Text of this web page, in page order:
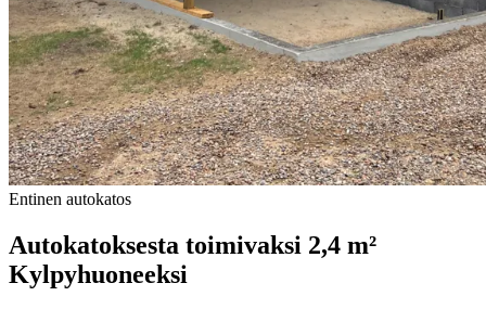
Entinen autokatos
Autokatoksesta toimivaksi 2,4 m²
Kylpyhuoneeksi